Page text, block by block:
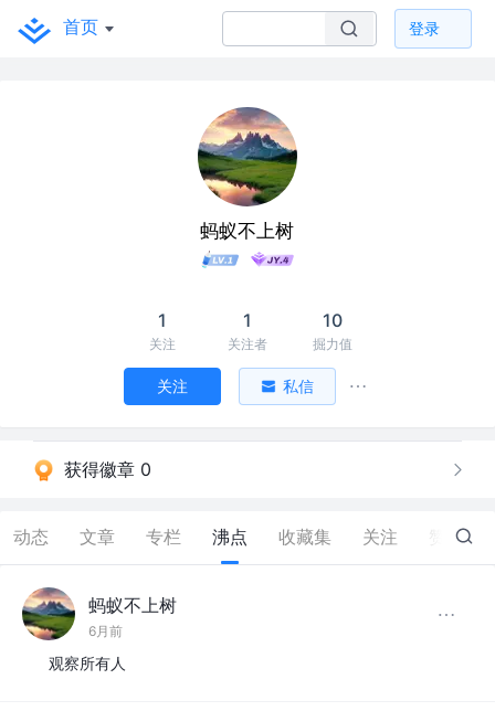
首页 登录
蚂蚁不上树
1
关注
1
关注者
10
掘力值
关注 私信
获得徽章 0
动态 文章 专栏 沸点 收藏集 关注 2
蚂蚁不上树
6月前
观察所有人